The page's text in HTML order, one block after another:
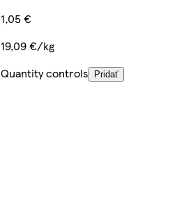
1,05 €
19,09 €/kg
Quantity controls
Pridať